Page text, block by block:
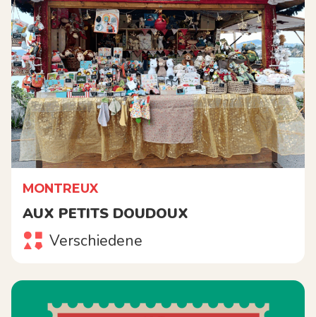
MONTREUX
AUX PETITS DOUDOUX
Verschiedene